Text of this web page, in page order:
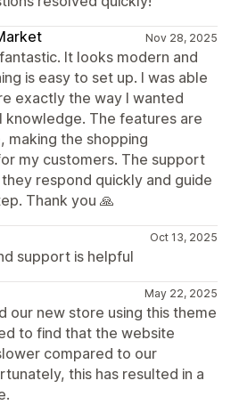
Nov 28, 2025
It looks modern and
is easy to set up. I was able
exactly the way I wanted
knowledge. The features are
making the shopping
my customers. The support
respond quickly and guide
Thank you 🙏
Oct 13, 2025
support is helpful
May 22, 2025
our new store using this theme
to find that the website
compared to our
this has resulted in a